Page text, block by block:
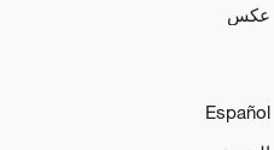
عکس
Español